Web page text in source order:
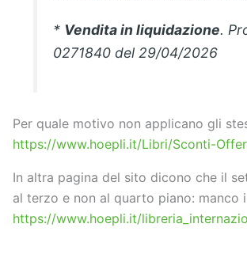
* Vendita in liquidazione.
0271840 del 29/04/2026
Per quale motivo non applicano gli
https://www.hoepli.it/Libri/Sconti-
In altra pagina del sito dicono che il
al terzo e non al quarto piano: manco
https://www.hoepli.it/